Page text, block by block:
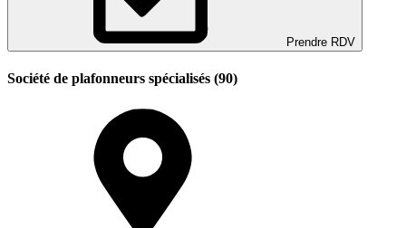
Prendre RDV
Société de plafonneurs spécialisés (90)